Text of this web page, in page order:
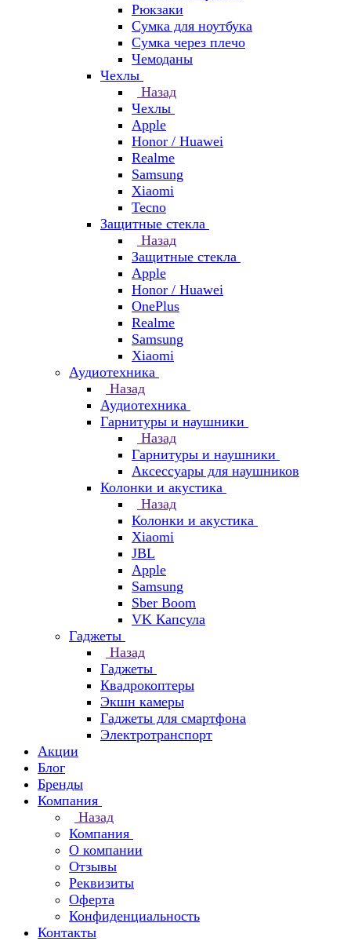
Рюкзаки
Сумка для ноутбука
Сумка через плечо
Чемоданы
Чехлы
Назад
Чехлы
Apple
Honor / Huawei
Realme
Samsung
Xiaomi
Tecno
Защитные стекла
Назад
Защитные стекла
Apple
Honor / Huawei
OnePlus
Realme
Samsung
Xiaomi
Аудиотехника
Назад
Аудиотехника
Гарнитуры и наушники
Назад
Гарнитуры и наушники
Аксессуары для наушников
Колонки и акустика
Назад
Колонки и акустика
Xiaomi
JBL
Apple
Samsung
Sber Boom
VK Капсула
Гаджеты
Назад
Гаджеты
Квадрокоптеры
Экшн камеры
Гаджеты для смартфона
Электротранспорт
Акции
Блог
Бренды
Компания
Назад
Компания
О компании
Отзывы
Реквизиты
Оферта
Конфиденциальность
Контакты